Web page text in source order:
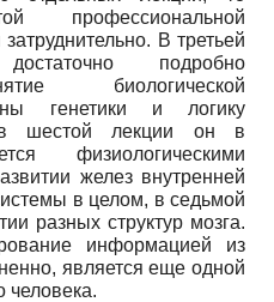
профессиональной
В третьей
подробно
биологической
генетики и логику
в шестой лекции он в
физиологическими
желез внутренней
в целом, в седьмой
разных структур мозга.
информацией из
является еще одной
человека.